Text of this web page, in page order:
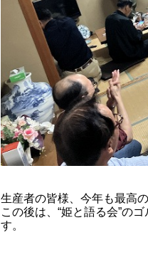
生産者の皆様、今年も最高
この後は、“姫と語る会”の
す。